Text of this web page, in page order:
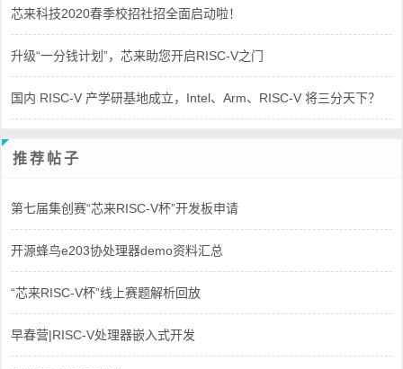
芯来科技2020春季校招社招全面启动啦！
升级“一分钱计划”，芯来助您开启RISC-V之门
国内 RISC-V 产学研基地成立，Intel、Arm、RISC-V 将三分天下？
推荐帖子
第七届集创赛“芯来RISC-V杯”开发板申请
开源蜂鸟e203协处理器demo资料汇总
“芯来RISC-V杯”线上赛题解析回放
早春营|RISC-V处理器嵌入式开发